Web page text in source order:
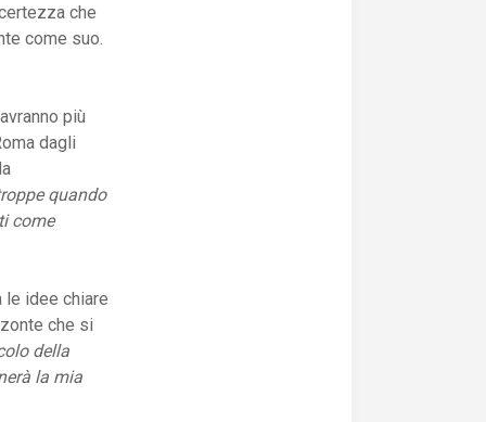
che
come suo.
più
dagli
quando
come
le idee chiare
che si
della
la mia